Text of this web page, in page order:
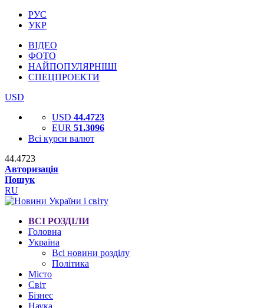
РУС
УКР
ВІДЕО
ФОТО
НАЙПОПУЛЯРНІШІ
СПЕЦПРОЕКТИ
USD
USD 44.4723
EUR 51.3096
Всі курси валют
44.4723
Авторизація
Пошук
RU
ВСІ РОЗДІЛИ
Головна
Україна
Всі новини розділу
Політика
Місто
Світ
Бізнес
Наука